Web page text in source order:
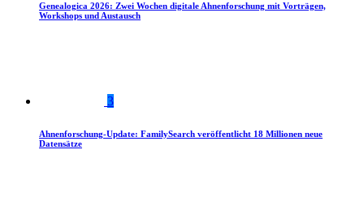
Genealogica 2026: Zwei Wochen digitale Ahnenforschung mit Vorträgen,
Workshops und Austausch
3
Ahnenforschung-Update: FamilySearch veröffentlicht 18 Millionen neue
Datensätze